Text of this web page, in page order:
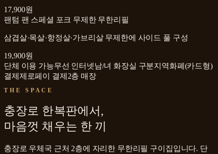
17,900원
팬텀 팬 스페셜 포크 무제한 무한리필
삼겹살·목살·항정살·가브리살 무제한에 사이드 풀 구성
19,900원
단체 이용 가능무선 인터넷남/녀 화장실 구분지역화폐(카드형)
결제 제로페이 결제 2층 매장
THE SPACE
충장로 한복판에서,
마음껏 채우는 한 끼
충장로 우체국 근처 2층에 자리한 무한리필 구이집입니다. 단